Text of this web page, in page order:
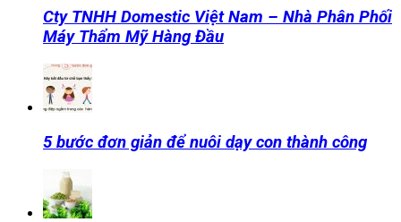
Cty TNHH Domestic Việt Nam – Nhà Phân Phối
Máy Thẩm Mỹ Hàng Đầu
5 bước đơn giản để nuôi dạy con thành công